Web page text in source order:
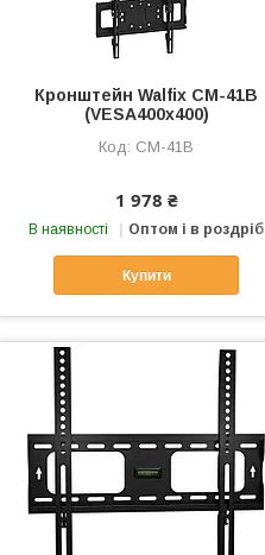
Кронштейн Walfix CM-41B
(VESA400х400)
CM-41B
1 978 ₴
В наявності Оптом і в роздріб
Купити